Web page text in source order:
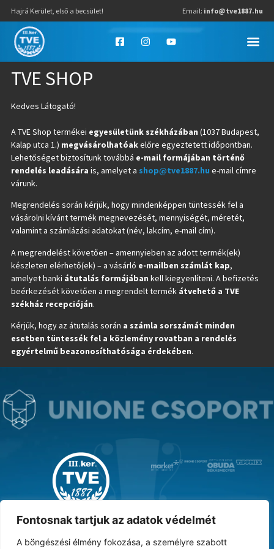
Fontosnak tartjuk az adatok védelmét
A böngészési élmény fokozása, a személyre szabott
Hajrá Kerület, első a becsület! Email: info@tve1887.hu
TVE SHOP
Kedves Látogató!
A TVE Shop termékei egyesületünk székházában (1037 Budapest,
Kalap utca 1.) megvásárolhatóakelőre egyeztetett időpontban.
Lehetőséget biztosítunk továbbá e-mail formájában történő
rendelés leadására is, amelyet a shop@tve1887.hu e-mail címre
várunk.
Megrendelés során kérjük, hogy mindenképpen tüntessék fel a
vásárolni kívánt termék megnevezését, mennyiségét, méretét,
valamint a számlázási adatokat (név, lakcím, e-mail cím).
A megrendelést követően – amennyieben az adott termék(ek)
készleten elérhető(ek) – a vásárló e-mailben számlát kap,
amelyet banki átutalás formájában kell kiegyenlíteni. A befizetés
beérkezését követően a megrendelt termék átvehető a TVE
székház recepcióján.
Kérjük, hogy az átutalás során a számla sorszámát minden
esetben tüntessék fel a közlemény rovatban a rendelés
egyértelmű beazonosíthatósága érdekében.
MAGYAR KUPA GYŐZTES ‘31